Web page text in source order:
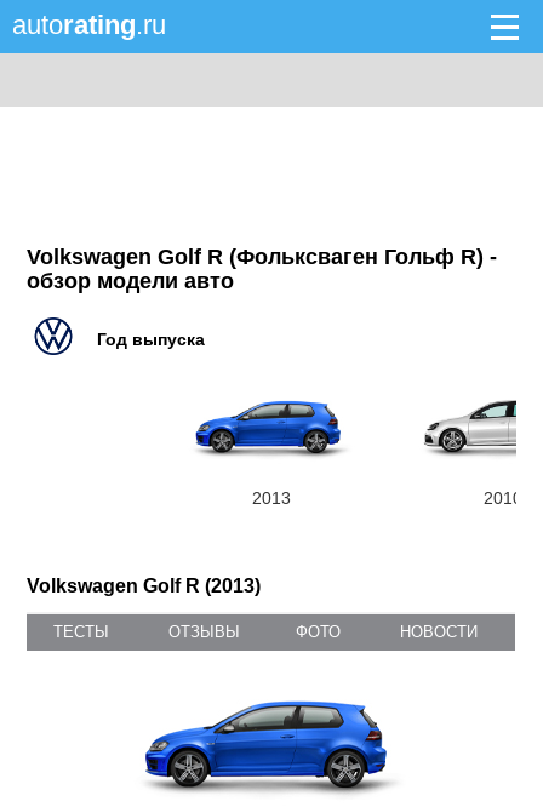
autorating.ru
Volkswagen Golf R (Фольксваген Гольф R) -
обзор модели авто
Год выпуска
2013 2010
Volkswagen Golf R (2013)
ТЕСТЫ ОТЗЫВЫ ФОТО НОВОСТИ